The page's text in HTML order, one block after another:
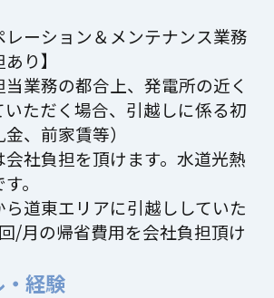
レーション＆メンテナンス業務
り】
業務の都合上、発電所の近く
ただく場合、引越しに係る初
、前家賃等）
会社負担を頂けます。水道光熱
。
道東エリアに引越ししていた
/月の帰省費用を会社負担頂け
経験